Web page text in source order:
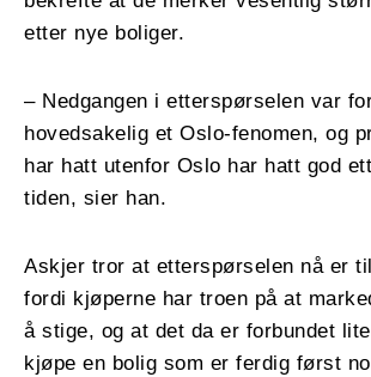
etter nye boliger.
– Nedgangen i etterspørselen var
hovedsakelig et Oslo-fenomen, og
har hatt utenfor Oslo har hatt god
tiden, sier han.
Askjer tror at etterspørselen nå er
fordi kjøperne har troen på at
å stige, og at det da er forbundet
kjøpe en bolig som er ferdig først